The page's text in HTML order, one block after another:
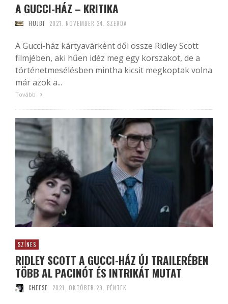
A GUCCI-HÁZ – KRITIKA
HUJBI 2021. NOVEMBER 24. SZERDA
A Gucci-ház kártyavárként dől össze Ridley Scott
filmjében, aki hűen idéz meg egy korszakot, de a
történetmesélésben mintha kicsit megkoptak volna
már azok a...
Tovább
SZÍNES
RIDLEY SCOTT A GUCCI-HÁZ ÚJ TRAILERÉBEN
TÖBB AL PACINÓT ÉS INTRIKÁT MUTAT
CHEESE 2021. OKTÓBER 29. PÉNTEK